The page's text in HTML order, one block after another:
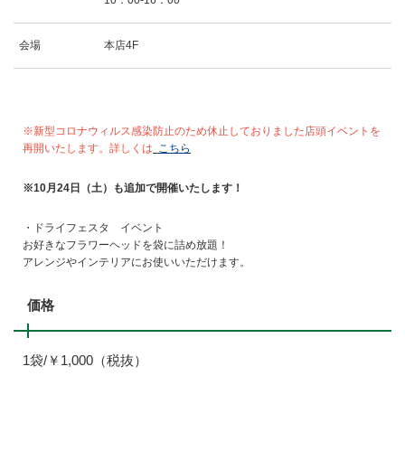
会場 本店4F
※新型コロナウィルス感染防止のため休止しておりました店頭イベントを
再開いたします。詳しくは こちら
※10月24日（土）も追加で開催いたします！
・ドライフェスタ イベント
お好きなフラワーヘッドを袋に詰め放題！
アレンジやインテリアにお使いいただけます。
価格
1袋/￥1,000（税抜）